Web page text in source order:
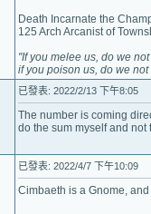
Death Incarnate the
125 Arch Arcanist of
"If you melee us, do we not
if you poison us, do we not
已發表: 2022/2/13 下午8:05
The number is coming
do the sum myself and not
已發表: 2022/4/7 下午10:09
Cimbaeth is a Gnome,